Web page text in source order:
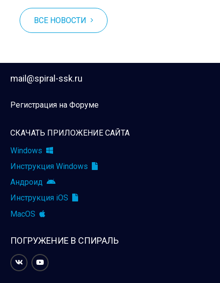
ВСЕ НОВОСТИ
mail@spiral-ssk.ru
Регистрация на Форуме
СКАЧАТЬ ПРИЛОЖЕНИЕ САЙТА
Windows
Инструкция Windows
Андроид
Инструкция iOS
MacOS
ПОГРУЖЕНИЕ В СПИРАЛЬ